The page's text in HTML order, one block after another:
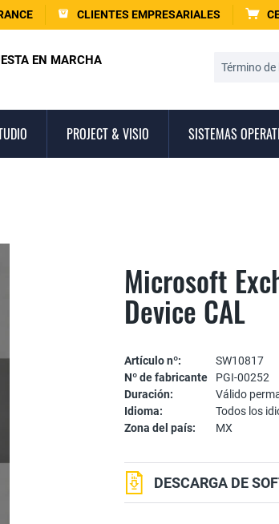
CLIENTES EMPRESARIALES
EN MARCHA
PROJECT & VISIO SISTEMAS
Microsoft
Device CAL
Artículo nº:
SW10817
Nº de fabricante
PGI-00252
Duración:
Válido
Idioma:
Todos los
Zona del país:
MX
DESCARGA DE